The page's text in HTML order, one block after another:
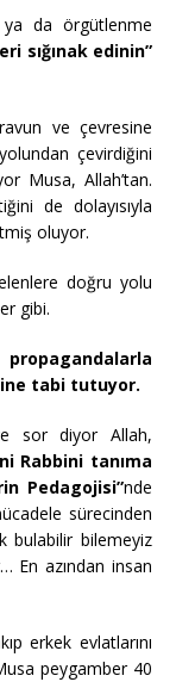
ya da örgütlenme
sığınak edinin”
ve çevresine
çevirdiğini
Musa, Allah’tan.
de dolayısıyla
oluyor.
doğru yolu
gibi.
tabi tutuyor.
sor diyor Allah,
Rabbini tanıma
Pedagojisi”nde
sürecinden
bulabilir bilemeyiz
En azından insan
erkek evlatlarını
peygamber 40